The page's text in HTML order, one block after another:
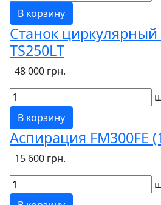
В корзину
Станок
TS250LT
48 000 грн.
В корзину
Аспирация FM300FE
15 600 грн.